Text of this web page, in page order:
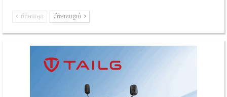
ព័ត៌មានមុន ព័ត៌មានបន្ទាប់